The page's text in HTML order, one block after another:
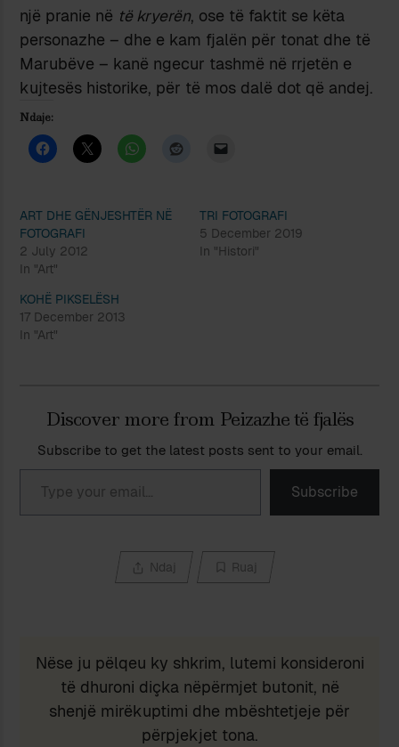
një pranie në të kryerën, ose të faktit se këta
personazhe – dhe e kam fjalën për tonat dhe të
Marubëve – kanë ngecur tashmë në rrjetën e
kujtesës historike, për të mos dalë dot që andej.
Ndaje:
ART DHE GËNJESHTËR NË
FOTOGRAFI
2 July 2012
In "Art"
TRI FOTOGRAFI
5 December 2019
In "Histori"
KOHË PIKSELËSH
17 December 2013
In "Art"
Discover more from Peizazhe të fjalës
Subscribe to get the latest posts sent to your email.
Type your email…
Subscribe
Ndaj Ruaj
Nëse ju pëlqeu ky shkrim, lutemi konsideroni
të dhuroni diçka nëpërmjet butonit, në
shenjë mirëkuptimi dhe mbështetjeje për
përpjekjet tona.